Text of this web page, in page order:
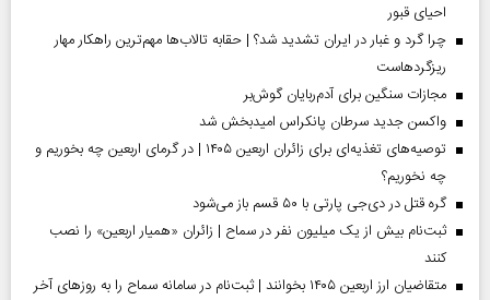
احیای قبور
چرا گرد و غبار در ایران تشدید شد؟ | حقابه تالاب‌ها مهم‌ترین راهکار مهار
ریزگردهاست
مجازات سنگین برای آدم‌ربایان گوش‌بر
واکسن جدید سرطان پانکراس امیدبخش شد
توصیه‌های تغذیه‌ای برای زائران اربعین ۱۴۰۵ | در گرمای اربعین چه بخوریم و
چه نخوریم؟
گره قتل در دی‌جی پارتی با ۵۰ قسم باز می‌شود
ثبت‌نام بیش از یک میلیون نفر در سماح | زائران «همیار اربعین» را نصب
کنند
متقاضیان ارز اربعین ۱۴۰۵ بخوانند | ثبت‌نام در سامانه سماح را به روز‌های آخر